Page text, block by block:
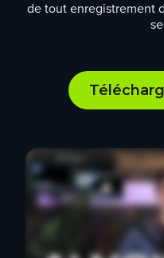
de tout enregistrement